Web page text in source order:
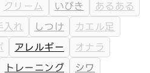
クリーム いびき
あるある
入れ しつけ
カエル足
アレルギー
オナラ
トレーニング シワ